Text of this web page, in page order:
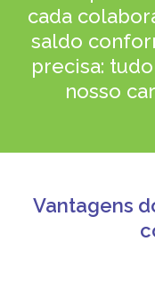
cada
saldo
precisa:
nosso
Vantagens